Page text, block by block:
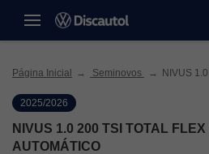
Página Inicial Seminovos NIVUS 1.0 200
2025/2026
NIVUS 1.0 200 TSI TOTAL
AUTOMÁTICO